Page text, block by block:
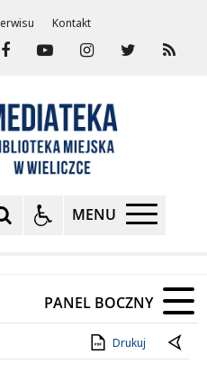
Kontakt
MENU
PANEL BOCZNY
Drukuj